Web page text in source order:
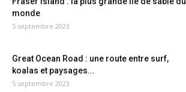
monde
5 septembre 2023
Great Ocean Road : une route entre surf,
koalas et paysages...
5 septembre 2023